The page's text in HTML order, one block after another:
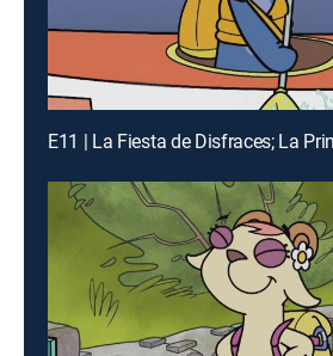
E11 | La Fiesta de Disfraces; La